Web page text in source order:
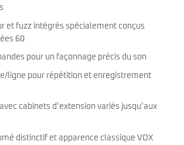
et fuzz intégrés spécialement conçus
60
pour un façonnage précis du son
ligne pour répétition et enregistrement
cabinets d’extension variés jusqu’aux
distinctif et apparence classique VOX